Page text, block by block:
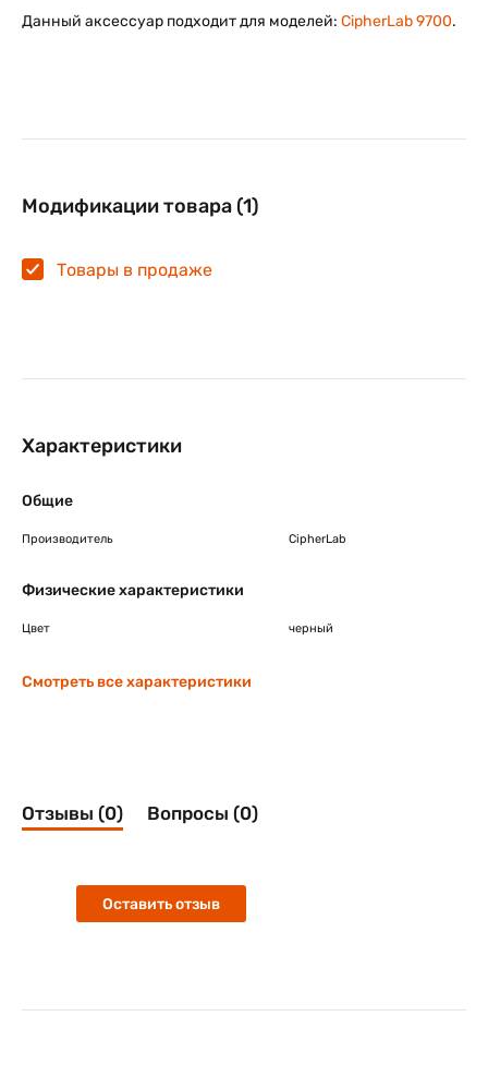
Данный аксессуар подходит для моделей: CipherLab 9700.
Модификации товара (1)
Товары в продаже
Характеристики
Общие
Производитель CipherLab
Физические характеристики
Цвет черный
Смотреть все характеристики
Отзывы (0) Вопросы (0)
Оставить отзыв